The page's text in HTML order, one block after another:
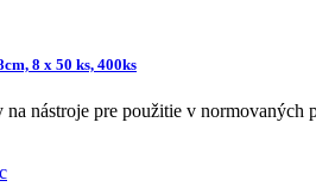
8 x 50 ks, 400ks
na nástroje pre použitie v normovaných